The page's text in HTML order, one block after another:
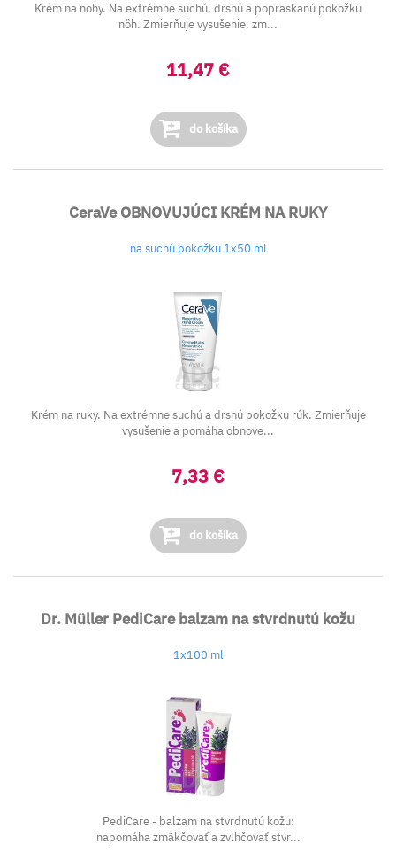
Krém na nohy. Na extrémne suchú, drsnú a popraskanú pokožku
nôh. Zmierňuje vysušenie, zm...
11,47 €
do košíka
CeraVe OBNOVUJÚCI KRÉM NA RUKY
na suchú pokožku 1x50 ml
Krém na ruky. Na extrémne suchú a drsnú pokožku rúk. Zmierňuje
vysušenie a pomáha obnove...
7,33 €
do košíka
Dr. Müller PediCare balzam na stvrdnutú kožu
1x100 ml
PediCare - balzam na stvrdnutú kožu:
napomáha zmäkčovať a zvlhčovať stvr...